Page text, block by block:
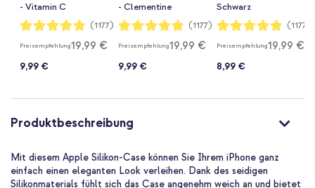
- Vitamin C
Bewertung:
97%
(1177)
Preisempfehlung19,99 €
9,99 €
- Clementine
Orange
Bewertung:
97%
(1177)
Preisempfehlung19,99 €
9,99 €
Schwarz
Bewertung:
97%
(1177)
Preisempfehlung19,99 €
8,99 €
Produktbeschreibung
Mit diesem Apple Silikon-Case können Sie Ihrem iPhone ganz
einfach einen eleganten Look verleihen. Dank des seidigen
Silikonmaterials fühlt sich das Case angenehm weich an und bietet